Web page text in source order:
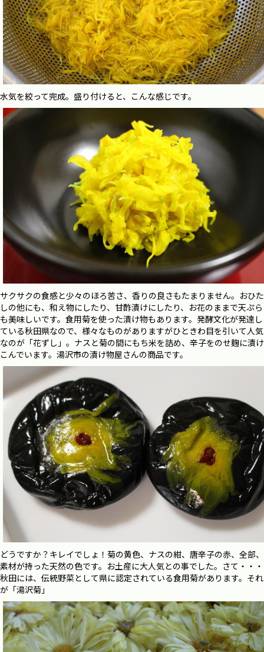
水気を絞って完成。盛り付けると、こんな感じです。
サクサクの食感と少々のほろ苦さ、香りの良さもたまりません。おひた
しの他にも、和え物にしたり、甘酢漬けにしたり、お花のままで天ぷら
も美味しいです。食用菊を使った漬け物もあります。発酵文化が発達し
ている秋田県なので、様々なものがありますがひときわ目を引いて人気
なのが 「花ずし」。ナスと菊の間にもち米を詰め、辛子をのせ麹に漬け
こんでいます。 湯沢市の漬け物屋さんの商品です。
どうですか？キレイでしょ！菊の黄色、ナスの紺、唐辛子の赤、全部、
素材が持った天然の色です。お土産に大人気との事でした。さて・・・
秋田には、伝統野菜として県に認定されている食用菊があります。それ
が「湯沢菊」